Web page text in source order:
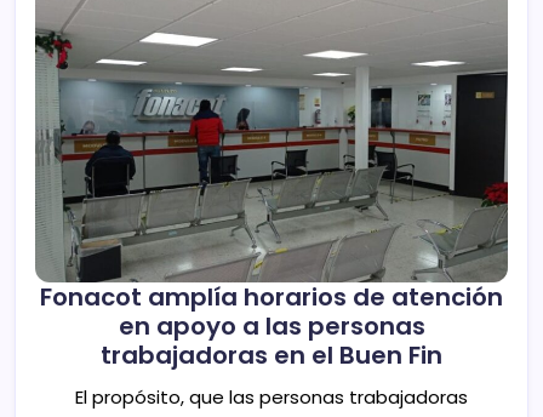
Fonacot amplía horarios de atención
en apoyo a las personas
trabajadoras en el Buen Fin
El propósito, que las personas trabajadoras